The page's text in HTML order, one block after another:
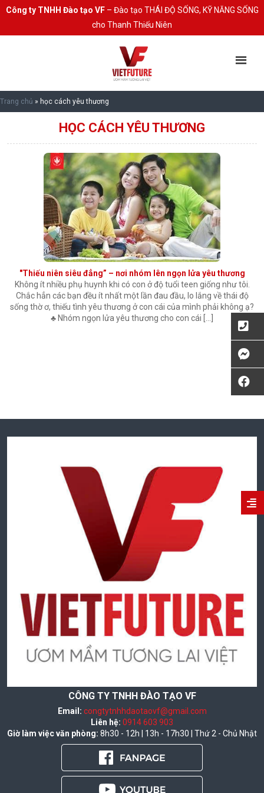
Công ty TNHH Đào tạo VF– Đào tạo THÁI ĐỘ SỐNG, KỸ NĂNG SỐNG
cho Thanh Thiếu Niên
Trang chủ » học cách yêu thương
HỌC CÁCH YÊU THƯƠNG
"Thiếu niên siêu đẳng” – nơi nhóm lên ngọn lửa yêu thương
Không ít nhiều phụ huynh khi có con ở độ tuổi teen giống như tôi.
Chắc hẳn các bạn đều ít nhất một lần đau đầu, lo lắng về thái độ
sống thờ ơ, thiếu tình yêu thương ở con cái của mình phải không ạ?
♣ Nhóm ngọn lửa yêu thương cho con cái […]
CÔNG TY TNHH ĐÀO TẠO VF
Email: congtytnhhdaotaovf@gmail.com
Liên hệ: 0914 603 903
Giờ làm việc văn phòng: 8h30 - 12h | 13h - 17h30 | Thứ 2 - Chủ Nhật